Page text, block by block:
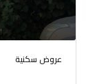
عروض سكنية